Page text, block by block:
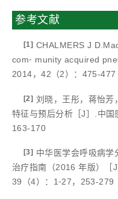
参考文献
[1] CHALMERS J
com⁃ munity acquired
2014，42（2）：475-477
[2] 刘晓，王彤，蒋怡芳
特征与预后分析［J］.中国
163-170
[3] 中华医学会呼吸病学
治疗指南（2016 年版）［
39（4）：1⁃27，253-279